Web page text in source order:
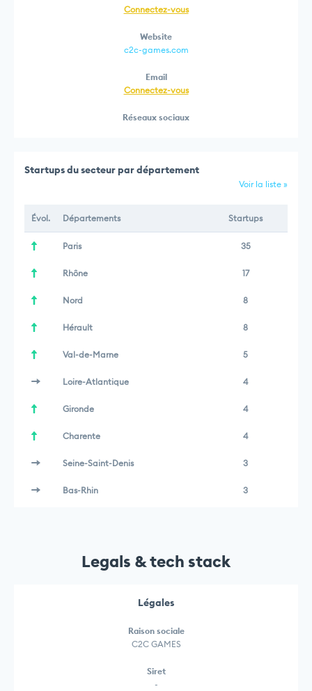
Connectez-vous
Website
c2c-games.com
Email
Connectez-vous
Réseaux sociaux
Startups du secteur par département
Voir la liste »
Évol. Départements Startups
Paris 35
Rhône 17
Nord 8
Hérault 8
Val-de-Marne 5
Loire-Atlantique 4
Gironde 4
Charente 4
Seine-Saint-Denis 3
Bas-Rhin 3
Legals & tech stack
Légales
Raison sociale
C2C GAMES
Siret
-